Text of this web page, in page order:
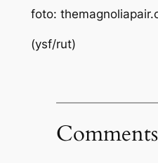
foto:
(ysf/rut)
Comments